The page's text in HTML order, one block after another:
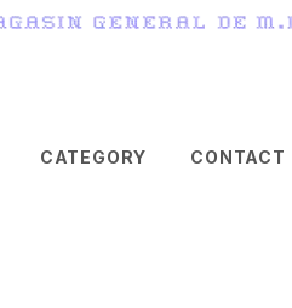
CATEGORY CONTACT